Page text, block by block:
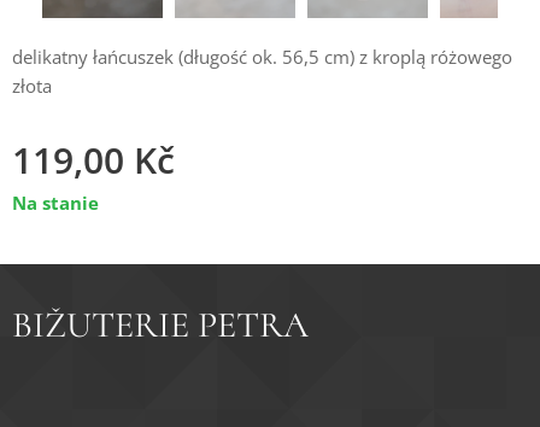
delikatny łańcuszek (długość ok. 56,5 cm) z kroplą różowego
złota
119,00 Kč
Na stanie
BIŽUTERIE PETRA